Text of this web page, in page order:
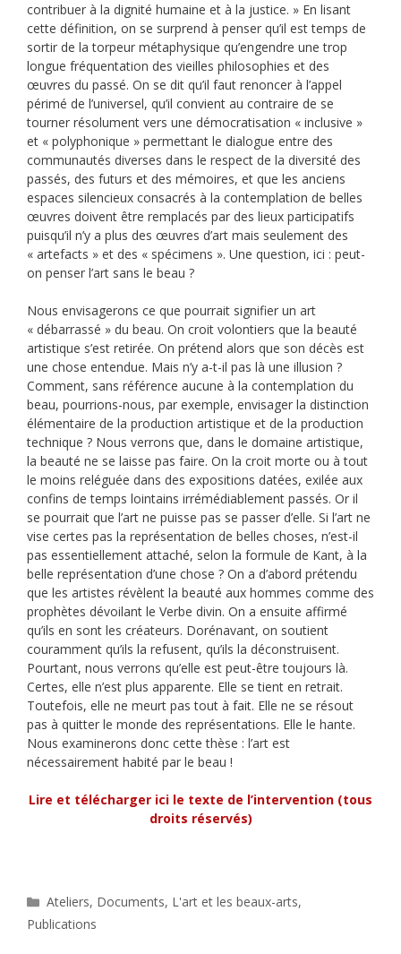
contribuer à la dignité humaine et à la justice. » En lisant
cette définition, on se surprend à penser qu’il est temps de
sortir de la torpeur métaphysique qu’engendre une trop
longue fréquentation des vieilles philosophies et des
œuvres du passé. On se dit qu’il faut renoncer à l’appel
périmé de l’universel, qu’il convient au contraire de se
tourner résolument vers une démocratisation « inclusive »
et « polyphonique » permettant le dialogue entre des
communautés diverses dans le respect de la diversité des
passés, des futurs et des mémoires, et que les anciens
espaces silencieux consacrés à la contemplation de belles
œuvres doivent être remplacés par des lieux participatifs
puisqu’il n’y a plus des œuvres d’art mais seulement des
« artefacts » et des « spécimens ». Une question, ici : peut-
on penser l’art sans le beau ?
Nous envisagerons ce que pourrait signifier un art
« débarrassé » du beau. On croit volontiers que la beauté
artistique s’est retirée. On prétend alors que son décès est
une chose entendue. Mais n’y a-t-il pas là une illusion ?
Comment, sans référence aucune à la contemplation du
beau, pourrions-nous, par exemple, envisager la distinction
élémentaire de la production artistique et de la production
technique ? Nous verrons que, dans le domaine artistique,
la beauté ne se laisse pas faire. On la croit morte ou à tout
le moins reléguée dans des expositions datées, exilée aux
confins de temps lointains irrémédiablement passés. Or il
se pourrait que l’art ne puisse pas se passer d’elle. Si l’art ne
vise certes pas la représentation de belles choses, n’est-il
pas essentiellement attaché, selon la formule de Kant, à la
belle représentation d’une chose ? On a d’abord prétendu
que les artistes révèlent la beauté aux hommes comme des
prophètes dévoilant le Verbe divin. On a ensuite affirmé
qu’ils en sont les créateurs. Dorénavant, on soutient
couramment qu’ils la refusent, qu’ils la déconstruisent.
Pourtant, nous verrons qu’elle est peut-être toujours là.
Certes, elle n’est plus apparente. Elle se tient en retrait.
Toutefois, elle ne meurt pas tout à fait. Elle ne se résout
pas à quitter le monde des représentations. Elle le hante.
Nous examinerons donc cette thèse : l’art est
nécessairement habité par le beau !
Lire et télécharger ici le texte de l’intervention (tous
droits réservés)
Catégories
Ateliers, Documents, L'art et les beaux-arts,
Publications